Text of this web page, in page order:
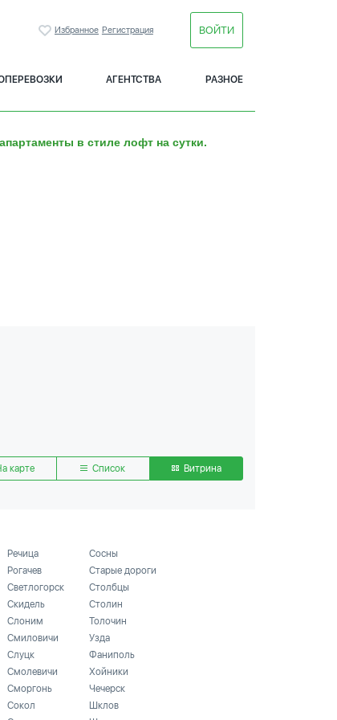
Избранное Регистрация ВОЙТИ
АГЕНТСТВА РАЗНОЕ
в стиле лофт на сутки.
карте Список Витрина
Речица
Рогачев
Светлогорск
Скидель
Слоним
Смиловичи
Слуцк
Смолевичи
Сморгонь
Сокол
Сосны
Старые дороги
Столбцы
Столин
Толочин
Узда
Фаниполь
Хойники
Чечерск
Шклов